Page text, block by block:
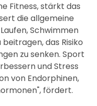
Fitness, stärkt das
die allgemeine
Schwimmen
das Risiko
zu senken. Sport
und Stress
von Endorphinen,
fördert.